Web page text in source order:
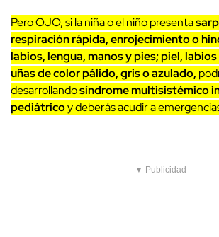
Pero OJO, si la niña o el niño presenta
respiración rápida, enrojecimiento o
labios, lengua, manos y pies; piel,
uñas de color pálido, gris o azulado,
desarrollandosíndrome multisistémico
pediátricoy deberás acudir a
▼ Publicidad